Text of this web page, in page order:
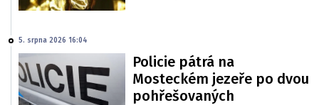
5. srpna 2026 16:04
Policie pátrá na
Mosteckém jezeře po dvou
pohřešovaných